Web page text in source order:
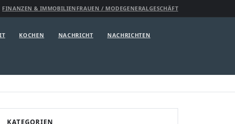
FINANZEN & IMMOBILIEN FRAUEN / MODEGENERALGESCHÄFT
KOCHEN NACHRICHT NACHRICHTEN
KATEGORIEN